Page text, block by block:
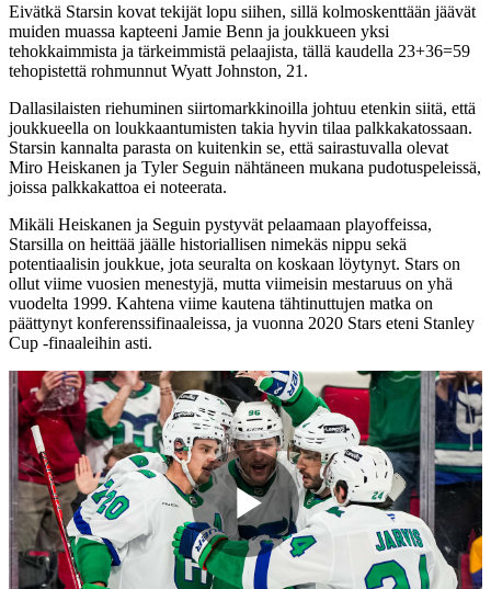
Eivätkä Starsin kovat tekijät lopu siihen, sillä kolmoskenttään jäävät
muiden muassa kapteeni Jamie Benn ja joukkueen yksi
tehokkaimmista ja tärkeimmistä pelaajista, tällä kaudella 23+36=59
tehopistettä rohmunnut Wyatt Johnston, 21.
Dallasilaisten riehuminen siirtomarkkinoilla johtuu etenkin siitä, että
joukkueella on loukkaantumisten takia hyvin tilaa palkkakatossaan.
Starsin kannalta parasta on kuitenkin se, että sairastuvalla olevat
Miro Heiskanen ja Tyler Seguin nähtäneen mukana pudotuspeleissä,
joissa palkkakattoa ei noteerata.
Mikäli Heiskanen ja Seguin pystyvät pelaamaan playoffeissa,
Starsilla on heittää jäälle historiallisen nimekäs nippu sekä
potentiaalisin joukkue, jota seuralta on koskaan löytynyt. Stars on
ollut viime vuosien menestyjä, mutta viimeisin mestaruus on yhä
vuodelta 1999. Kahtena viime kautena tähtinuttujen matka on
päättynyt konferenssifinaaleissa, ja vuonna 2020 Stars eteni Stanley
Cup -finaaleihin asti.
Play